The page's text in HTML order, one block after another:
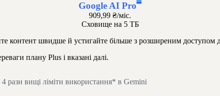
Google AI Pro
909,99 ₴/міс.
Сховище на 5 ТБ
контент швидше й устигайте більше з розширеним доступом
плану Plus і вказані далі.
рази вищі ліміти використання* в Gemini